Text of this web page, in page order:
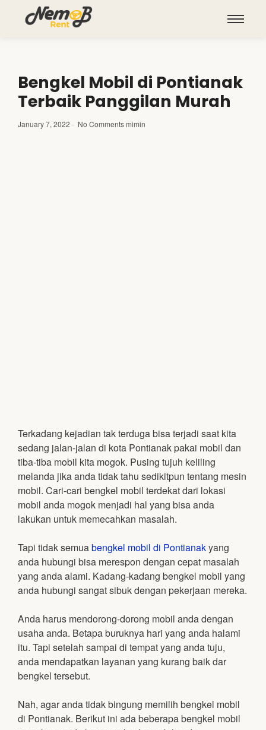
Bengkel Mobil di Pontianak
Terbaik Panggilan Murah
January 7, 2022 - No Commentsmimin
Terkadang kejadian tak terduga bisa terjadi saat kita
sedang jalan-jalan di kota Pontianak pakai mobil dan
tiba-tiba mobil kita mogok. Pusing tujuh keliling
melanda jika anda tidak tahu sedikitpun tentang mesin
mobil. Cari-cari bengkel mobil terdekat dari lokasi
mobil anda mogok menjadi hal yang bisa anda
lakukan untuk memecahkan masalah.
Tapi tidak semuabengkel mobil di Pontianakyang
anda hubungi bisa merespon dengan cepat masalah
yang anda alami. Kadang-kadang bengkel mobil yang
anda hubungi sangat sibuk dengan pekerjaan mereka.
Anda harus mendorong-dorong mobil anda dengan
usaha anda. Betapa buruknya hari yang anda halami
itu. Tapi setelah sampai di tempat yang anda tuju,
anda mendapatkan layanan yang kurang baik dar
bengkel tersebut.
Nah, agar anda tidak bingung memilih bengkel mobil
di Pontianak. Berikut ini ada beberapa bengkel mobil